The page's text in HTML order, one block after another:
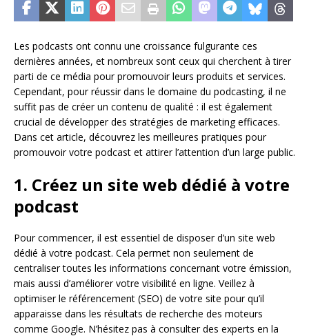
Les podcasts ont connu une croissance fulgurante ces
dernières années, et nombreux sont ceux qui cherchent à tirer
parti de ce média pour promouvoir leurs produits et services.
Cependant, pour réussir dans le domaine du podcasting, il ne
suffit pas de créer un contenu de qualité : il est également
crucial de développer des stratégies de marketing efficaces.
Dans cet article, découvrez les meilleures pratiques pour
promouvoir votre podcast et attirer l’attention d’un large public.
1. Créez un site web dédié à votre
podcast
Pour commencer, il est essentiel de disposer d’un site web
dédié à votre podcast. Cela permet non seulement de
centraliser toutes les informations concernant votre émission,
mais aussi d’améliorer votre visibilité en ligne. Veillez à
optimiser le référencement (SEO) de votre site pour qu’il
apparaisse dans les résultats de recherche des moteurs
comme Google. N’hésitez pas à consulter des experts en la